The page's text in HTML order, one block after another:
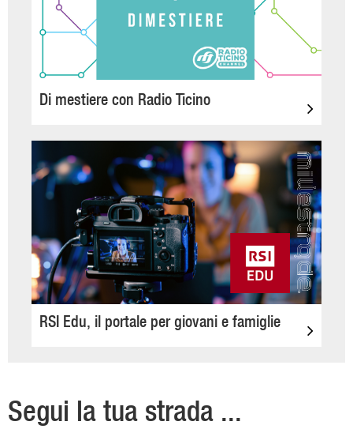
Di mestiere con Radio Ticino
RSI Edu, il portale per giovani e famiglie
Segui la tua strada ...